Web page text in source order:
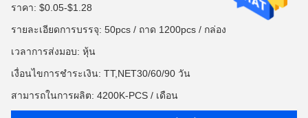
ราคา: $0.05-$1.28
รายละเอียดการบรรจุ: 50pcs / ถาด 1200pcs / กล่อง
เวลาการส่งมอบ: หุ้น
เงื่อนไขการชำระเงิน: TT,NET30/60/90 วัน
สามารถในการผลิต: 4200K-PCS / เดือน